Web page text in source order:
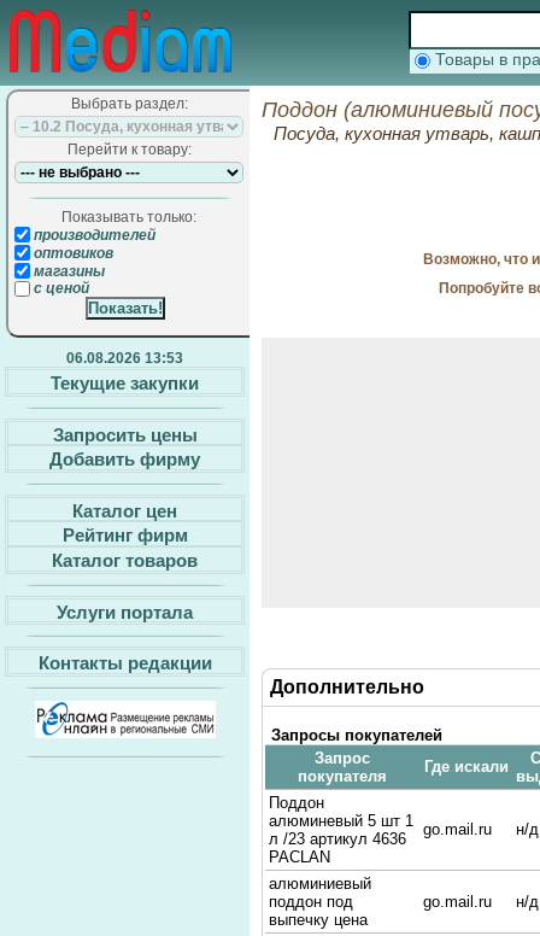
Товары в
Выбрать раздел:
Перейти к товару:
Показывать только:
производителей
оптовиков
магазины
с ценой
06.08.2026 13:53
Текущие закупки
Запросить цены
Добавить фирму
Каталог цен
Рейтинг фирм
Каталог товаров
Услуги портала
Контакты редакции
Поддон (алюминиевый
Посуда, кухонная утварь,
Возможно, что
Попробуйте
Дополнительно
Запросы покупателей
Запрос
покупателя
Где искали
Поддон
алюминевый 5 шт 1
л /23 артикул 4636
PACLAN
go.mail.ru н/д
алюминиевый
поддон под
выпечку цена
go.mail.ru н/д